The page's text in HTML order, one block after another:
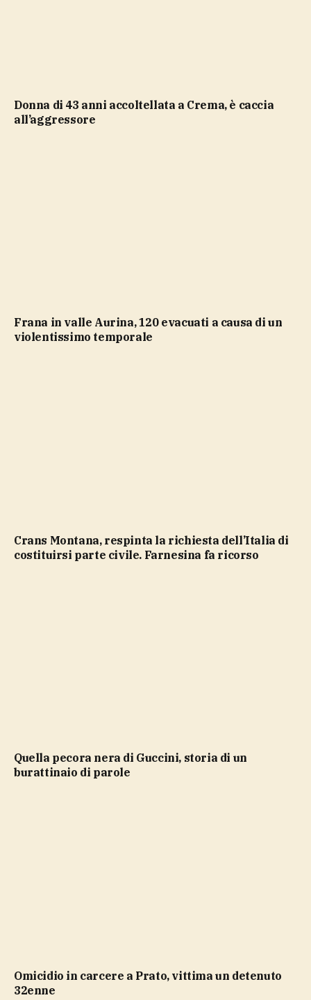
Donna di 43 anni accoltellata a Crema, è caccia
all’aggressore
Frana in valle Aurina, 120 evacuati a causa di un
violentissimo temporale
Crans Montana, respinta la richiesta dell’Italia di
costituirsi parte civile. Farnesina fa ricorso
Quella pecora nera di Guccini, storia di un
burattinaio di parole
Omicidio in carcere a Prato, vittima un detenuto
32enne